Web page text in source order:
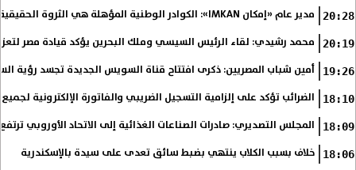
20:28 مدير عام «إمكان IMKAN»: الكوادر الوطنية المؤهلة هي الثروة الحقيقية لمستقبل التنمية في مصر
20:19 محمد رشيدي: لقاء الرئيس السيسي وملك البحرين يؤكد قيادة مصر
19:26 أمين شباب المصريين: ذكرى افتتاح قناة السويس الجديدة تجسد رؤية
18:10 الضرائب تؤكد على إلزامية التسجيل الضريبي والفاتورة الإلكترونية
18:09 المجلس التصديري: صادرات الصناعات الغذائية إلى الاتحاد الأوروبي ترتفع 15.4% خلال النصف الأول من
18:06 خلاف بسبب الكلاب ينتهي بضبط سائق تعدى على سيدة بالإسكندرية